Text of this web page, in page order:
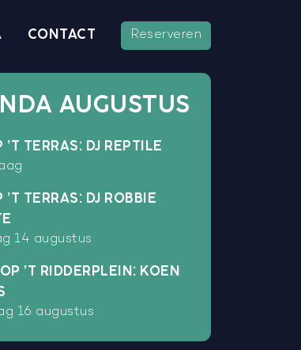
CONTACT Reserveren
AUGUSTUS
’T TERRAS: DJ REPTILE
’T TERRAS: DJ ROBBIE
14 augustus
’T RIDDERPLEIN: KOEN
16 augustus